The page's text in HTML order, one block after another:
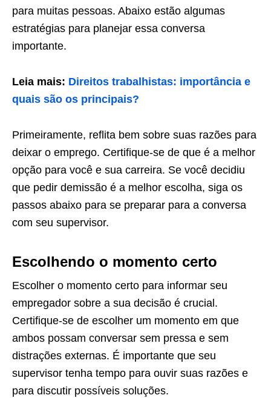
para muitas pessoas. Abaixo estão algumas
estratégias para planejar essa conversa
importante.
Leia mais: Direitos trabalhistas: importância e
quais são os principais?
Primeiramente, reflita bem sobre suas razões para
deixar o emprego. Certifique-se de que é a melhor
opção para você e sua carreira. Se você decidiu
que pedir demissão é a melhor escolha, siga os
passos abaixo para se preparar para a conversa
com seu supervisor.
Escolhendo o momento certo
Escolher o momento certo para informar seu
empregador sobre a sua decisão é crucial.
Certifique-se de escolher um momento em que
ambos possam conversar sem pressa e sem
distrações externas. É importante que seu
supervisor tenha tempo para ouvir suas razões e
para discutir possíveis soluções.